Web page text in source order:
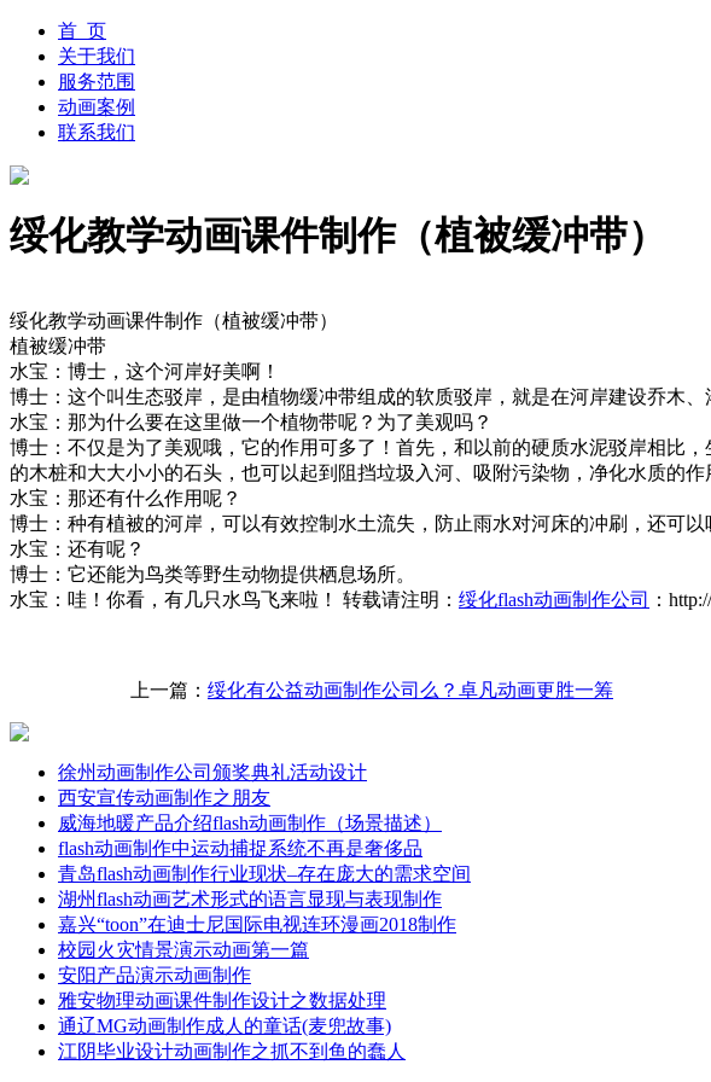
首 页
关于我们
服务范围
动画案例
联系我们
绥化教学动画课件制作（植被缓冲带）
绥化教学动画课件制作（植被缓冲带）
植被缓冲带
水宝：博士，这个河岸好美啊！
博士：这个叫生态驳岸，是由植物缓冲带组成的软质驳岸，就是在河岸建设乔木
水宝：那为什么要在这里做一个植物带呢？为了美观吗？
博士：不仅是为了美观哦，它的作用可多了！首先，和以前的硬质水泥驳岸相比
的木桩和大大小小的石头，也可以起到阻挡垃圾入河、吸附污染物，净化水质的作
水宝：那还有什么作用呢？
博士：种有植被的河岸，可以有效控制水土流失，防止雨水对河床的冲刷，还可以
水宝：还有呢？
博士：它还能为鸟类等野生动物提供栖息场所。
水宝：哇！你看，有几只水鸟飞来啦！ 转载请注明： 绥化flash动画制作公司 ：
上一篇： 绥化有公益动画制作公司么？卓凡动画更胜一筹
徐州动画制作公司颁奖典礼活动设计
西安宣传动画制作之朋友
威海地暖产品介绍flash动画制作（场景描述）
flash动画制作中运动捕捉系统不再是奢侈品
青岛flash动画制作行业现状–存在庞大的需求空间
湖州flash动画艺术形式的语言显现与表现制作
嘉兴“toon”在迪士尼国际电视连环漫画2018制作
校园火灾情景演示动画第一篇
安阳产品演示动画制作
雅安物理动画课件制作设计之数据处理
通辽MG动画制作成人的童话(麦兜故事)
江阴毕业设计动画制作之抓不到鱼的蠢人